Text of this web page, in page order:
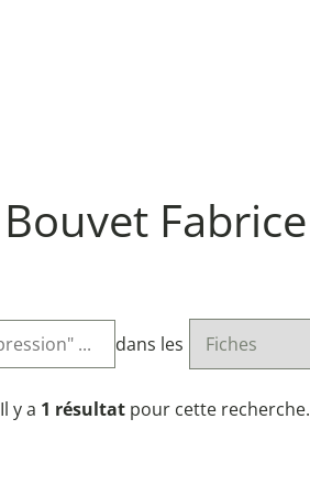
Bouvet Fabrice
dans les
Il y a 1 résultat pour cette recherche.